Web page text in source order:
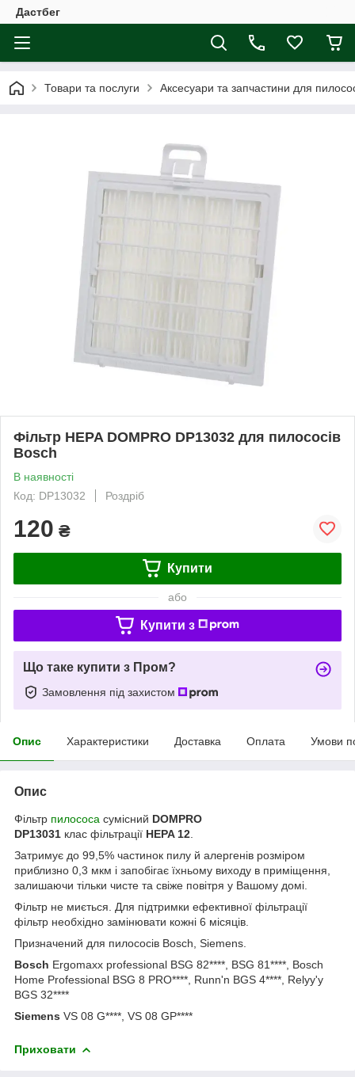
Дастбег
Товари та послуги Аксесуари та запчастини для
Фільтр HEPA DOMPRO DP13032 для пилососів
Bosch
В наявності
Код: DP13032
Роздріб
120 ₴
Купити
або
Купити з
Що таке купити з Пром?
Замовлення під захистом
Опис Характеристики Доставка Оплата Умови
Опис
Фільтр пилососа сумісний DOMPRO
DP13031 клас фільтрації HEPA 12
Затримує до 99,5% частинок пилу й алергенів розміром
приблизно 0,3 мкм і запобігає їхньому виходу в приміщення,
залишаючи тільки чисте та свіже повітря у Вашому домі.
Фільтр не миється. Для підтримки ефективної фільтрації
фільтр необхідно замінювати кожні 6 місяців.
Призначений для пилососів Bosch, Siemens.
Bosch Ergomaxx professional BSG 82****, BSG 81****, Bosch
Home Professional BSG 8 PRO****, Runn'n BGS 4****, Relyy'y
BGS 32****
Siemens VS 08 G****, VS 08 GP****
Приховати